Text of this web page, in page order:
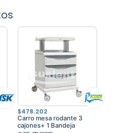
El
precio
actual
$478.202
Carro mesa rodante 3
cajones+ 1 Bandeja